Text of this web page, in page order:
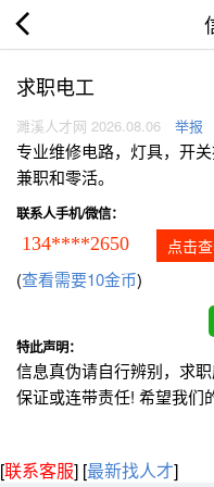
求职电工
濉溪人才网 2026.08.06 举报
专业维修电路，灯具，开
兼职和零活。
联系人手机/微信：
134****2650 点击
(查看需要10金币)
特此声明：
信息真伪请自行辨别，求
保证或连带责任! 希望我们
[联系客服] [最新找人才]